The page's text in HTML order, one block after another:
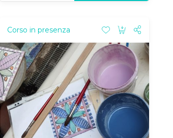
Corso in presenza